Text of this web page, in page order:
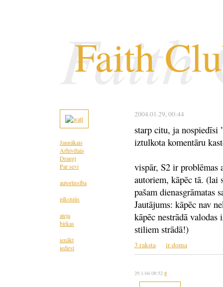
Faith
Faith
Jaunākais
Arhivētais
Draugi
Par sevi
autortiesība
pīkstulis
ateja
birkas
ienākt
iedirst
2004.01.29, 00:44
starp citu, ja
iztulkota komentāru
vispār, S2 ir problēmas
autoriem, kāpēc tā. (lai
pašam dienasgrāmatas
Jautājums: kāpēc nav
kāpēc nestrādā
stiliem strādā!)
3 raksta ir doma
29.1.04 08:52 #